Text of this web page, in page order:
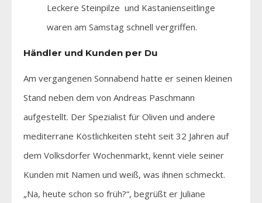
Leckere Steinpilze und Kastanienseitlinge
waren am Samstag schnell vergriffen.
Händler und Kunden per Du
Am vergangenen Sonnabend hatte er seinen kleinen
Stand neben dem von Andreas Paschmann
aufgestellt. Der Spezialist für Oliven und andere
mediterrane Köstlichkeiten steht seit 32 Jahren auf
dem Volksdorfer Wochenmarkt, kennt viele seiner
Kunden mit Namen und weiß, was ihnen schmeckt.
„Na, heute schon so früh?“, begrüßt er Juliane